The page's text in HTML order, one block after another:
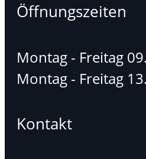
Öffnungszeiten
Montag - Freitag
Montag - Freitag
Kontakt